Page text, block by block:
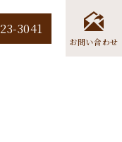
3041
お問い合わせ